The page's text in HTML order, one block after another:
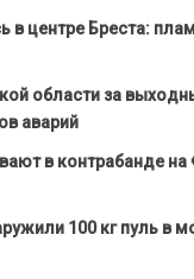
в центре Бреста:
области за
аварий
в контрабанде на
100 кг пуль в